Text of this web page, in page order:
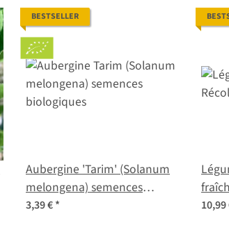
BESTSELLER
Aubergine 'Tarim' (Solanum
melongena) semences
biologiques
3,39 €* 10,99